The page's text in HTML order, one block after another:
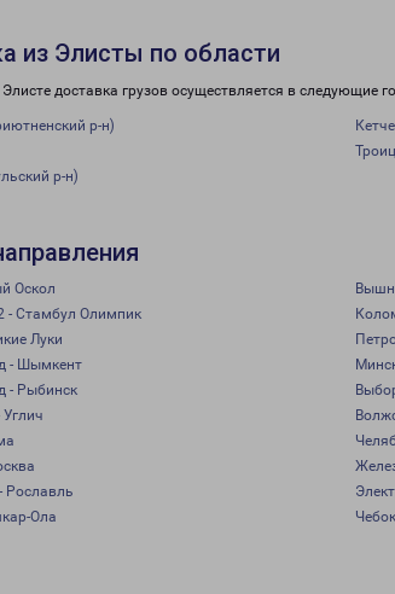
из Элисты по области
доставка грузов осуществляется в следующие
р-н)
р-н)
Оскол
- Стамбул Олимпик
Луки
- Шымкент
- Рыбинск
Углич
Рославль
Ола